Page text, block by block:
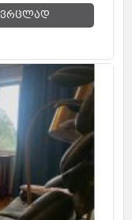
ვრცლად